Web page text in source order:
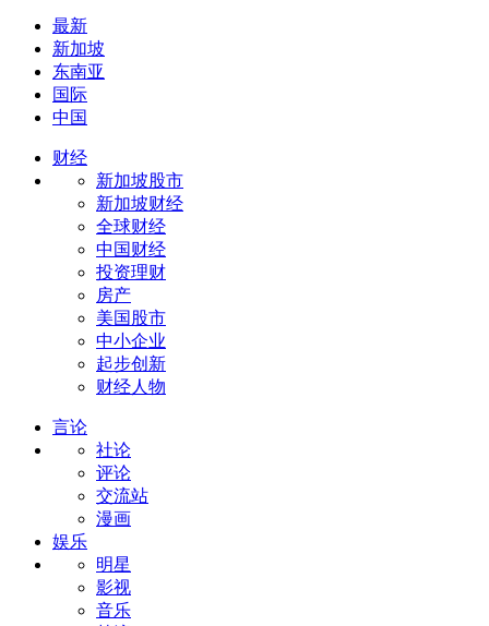
最新
新加坡
东南亚
国际
中国
财经
新加坡股市
新加坡财经
全球财经
中国财经
投资理财
房产
美国股市
中小企业
起步创新
财经人物
言论
社论
评论
交流站
漫画
娱乐
明星
影视
音乐